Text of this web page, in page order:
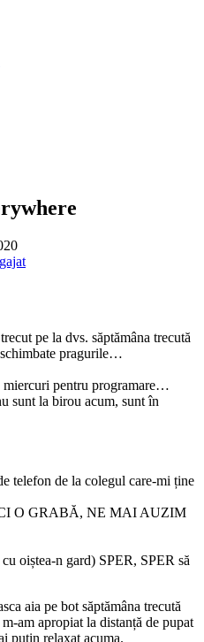
pe la dvs. săptămâna trecută
pragurile…
miercuri pentru programare…
sunt la birou acum, sunt în
telefon de la colegul care-mi ține
O GRABĂ, NE MAI AUZIM
oiștea-n gard) SPER, SPER să
aia pe bot săptămâna trecută
am apropiat la distanță de pupat
puțin relaxat acuma.